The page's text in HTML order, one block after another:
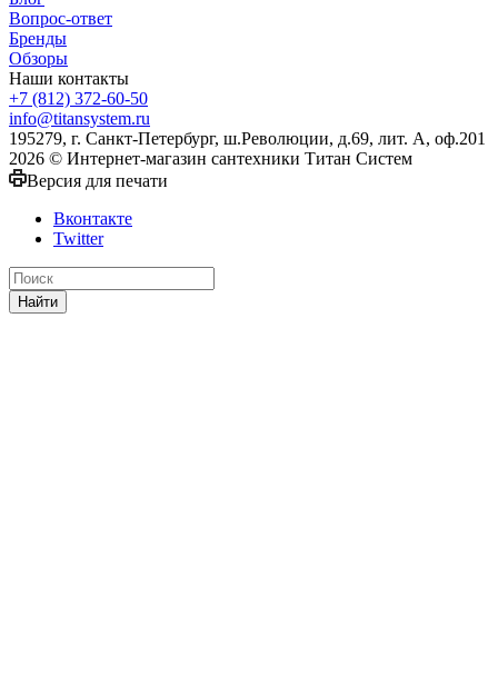
Вопрос-ответ
Бренды
Обзоры
Наши контакты
+7 (812) 372-60-50
info@titansystem.ru
195279, г. Санкт-Петербург, ш.Революции, д.69, лит. А, оф.201
2026 © Интернет-магазин сантехники Титан Систем
Версия для печати
Вконтакте
Twitter
Найти